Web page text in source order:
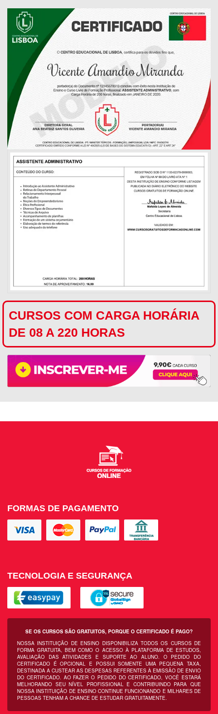
CURSOS COM CARGA HORÁRIA
DE 08 A 220 HORAS
FORMAS DE PAGAMENTO
TECNOLOGIA E SEGURANÇA
SE OS CURSOS SÃO GRATUITOS, PORQUE O CERTIFICADO É PAGO?
NOSSA INSTITUIÇÃO DE ENSINO DISPONIBILIZA TODOS OS CURSOS DE
FORMA GRATUITA, BEM COMO O ACESSO À PLATAFORMA DE ESTUDOS,
AVALIAÇÃO DAS ATIVIDADES E SUPORTE AO ALUNO. O PEDIDO DO
CERTIFICADO É OPCIONAL E POSSUI SOMENTE UMA PEQUENA TAXA,
DESTINADA A CUSTEAR AS DESPESAS REFERENTES À EMISSÃO DE ENVIO
DO CERTIFICADO. AO FAZER O PEDIDO DO CERTIFICADO, VOCÊ ESTARÁ
MELHORANDO SEU NÍVEL PROFISSIONAL E CONTRIBUINDO PARA QUE
NOSSA INSTITUIÇÃO DE ENSINO CONTINUE FUNCIONANDO E MILHARES DE
PESSOAS TENHAM A CHANCE DE ESTUDAR GRATUITAMENTE.